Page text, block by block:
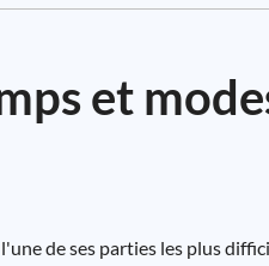
et
de ses parties les plus